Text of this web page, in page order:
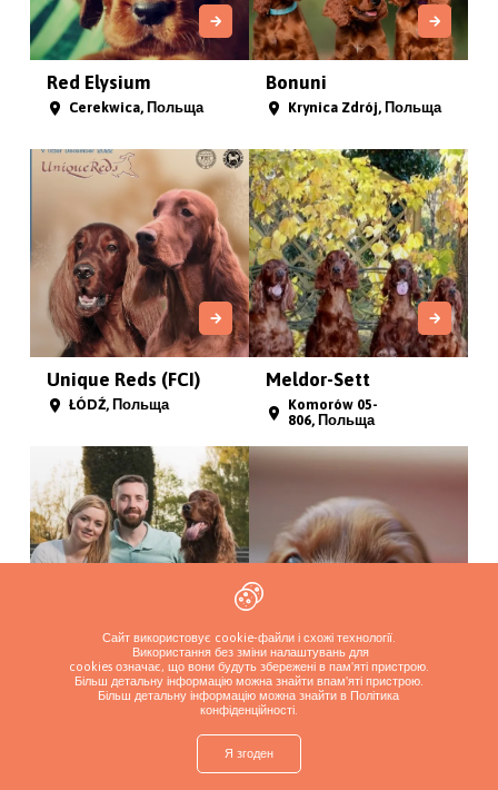
Red Elysium
Cerekwica, Польща
Bonuni
Krynica Zdrój, Польща
Unique Reds (FCI)
ŁÓDŹ, Польща
Meldor-Sett
Komorów 05-
806, Польща
Imperialsetter
Bobrowniki, Польща
Rude Wrzosy
Warka, Польща
Додайте розплідник
Сайт використовує cookie-файли і схожі технології.
Використання без зміни налаштувань для
cookies означає, що вони будуть збережені в пам'яті пристрою.
Більш детальну інформацію можна знайти впам'яті пристрою.
Більш детальну інформацію можна знайти в Політика
конфіденційності.
Я згоден